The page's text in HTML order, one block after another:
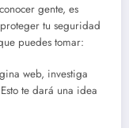
gente, es
tu seguridad
puedes tomar:
web, investiga
te dará una idea